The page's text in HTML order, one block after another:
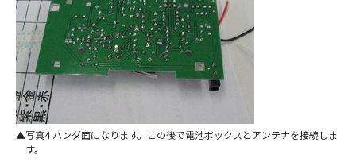
写真4 ハンダ面になります。この後で電池ボックスとアンテナを接続しま
す。